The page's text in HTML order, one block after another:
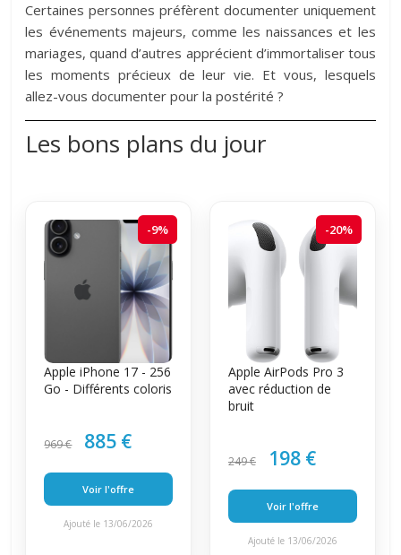
Certaines personnes préfèrent documenter uniquement
les événements majeurs, comme les naissances et les
mariages, quand d’autres apprécient d’immortaliser tous
les moments précieux de leur vie. Et vous, lesquels
allez-vous documenter pour la postérité ?
Les bons plans du jour
-9%
Apple iPhone 17 - 256
Go - Différents coloris
969 € 885 €
Voir l'offre
Ajouté le 13/06/2026
-20%
Apple AirPods Pro 3
avec réduction de
bruit
249 € 198 €
Voir l'offre
Ajouté le 13/06/2026